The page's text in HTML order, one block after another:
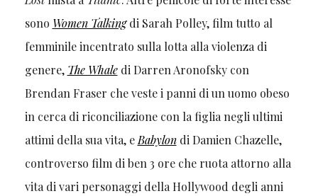
sono Women Talking di Sarah Polley, film tutto al
femminile incentrato sulla lotta alla violenza di
genere, The Whale di Darren Aronofsky con
Brendan Fraser che veste i panni di un uomo obeso
in cerca di riconciliazione con la figlia negli ultimi
attimi della sua vita, eBabylon di Damien Chazelle,
controverso film di ben 3 ore che ruota attorno alla
vita di vari personaggi della Hollywood degli anni